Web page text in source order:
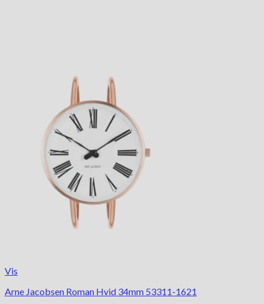
Vis
Arne Jacobsen Roman Hvid 34mm 53311-1621